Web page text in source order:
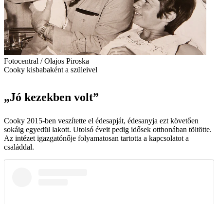
Fotocentral / Olajos Piroska
Cooky kisbabaként a szüleivel
„Jó kezekben volt”
Cooky 2015-ben veszítette el édesapját, édesanyja ezt követően
sokáig egyedül lakott. Utolsó éveit pedig idősek otthonában töltötte.
Az intézet igazgatónője folyamatosan tartotta a kapcsolatot a
családdal.